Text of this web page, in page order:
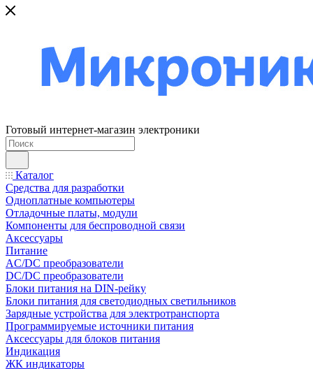
Готовый интернет-магазин электроники
Каталог
Средства для разработки
Одноплатные компьютеры
Отладочные платы, модули
Компоненты для беспроводной связи
Аксессуары
Питание
AC/DC преобразователи
DC/DC преобразователи
Блоки питания на DIN-рейку
Блоки питания для светодиодных светильников
Зарядные устройства для электротранспорта
Программируемые источники питания
Аксессуары для блоков питания
Индикация
ЖК индикаторы